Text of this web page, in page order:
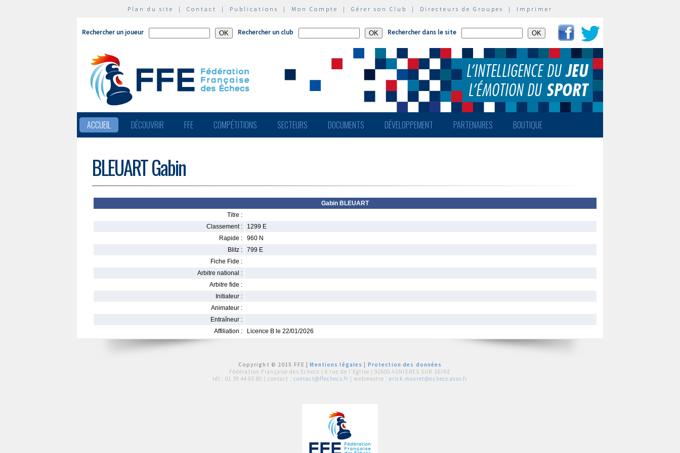
Plan du site | Contact | Publications | Mon Compte | Gérer son Club | Directeurs de Groupes | Imprimer
Rechercher un joueur Rechercher un club Rechercher dans le site
ACCUEIL DÉCOUVRIR FFE COMPÉTITIONS SECTEURS DOCUMENTS DÉVELOPPEMENT PARTENAIRES BOUTIQUE
BLEUART Gabin
Gabin BLEUART
Titre :
Classement :
1299 E
Rapide :
960 N
Blitz :
799 E
Fiche Fide :
Arbitre national :
Arbitre fide :
Initiateur :
Animateur :
Entraîneur :
Affiliation :
Licence B le 22/01/2026
Copyright © 2015 FFE |Mentions légales
Protection des données
Fédération Française des Echecs | 6 rue de l'Eglise | 92600 ASNIERES SUR SEINE
tél : 01 39 44 65 80 | contact : contact@ffechecs.fr | webmestre : erick.mouret@echecs.asso.fr